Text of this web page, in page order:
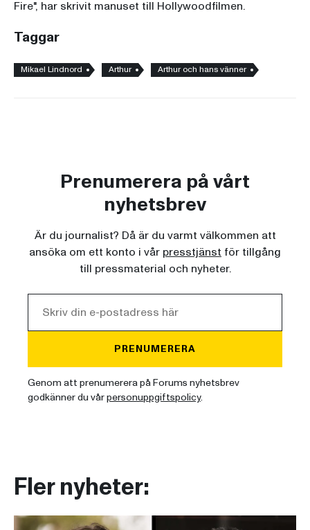
Fire", har skrivit manuset till Hollywoodfilmen.
Taggar
Mikael Lindnord Arthur Arthur och hans vänner
Prenumerera på vårt
nyhetsbrev
Är du journalist? Då är du varmt välkommen att
ansöka om ett konto i vår presstjänst för tillgång
till pressmaterial och nyheter.
PRENUMERERA
Genom att prenumerera på Forums nyhetsbrev
godkänner du vårpersonuppgiftspolicy.
Fler nyheter: